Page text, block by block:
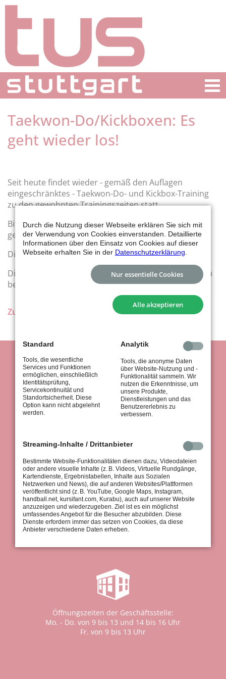
Taekwon-Do/Kickboxen: Es
geht wieder los!
Seit heute findet wieder - gemäß den Auflagen
eingeschränktes - Taekwon-Do- und Kickbox-Training
zu den gewohnten Trainingszeiten statt.
Bitte Turnschuhe für draußen mitbringen, da wir
gegebenenfalls auf den Außenbereich ausweichen.
Die Umkleideräume und Duschen sind gesperrt.
Die Trainings-Auflagen und Hygiene-Vorgaben sind zu
beachten und einzuhalten.
Zurück
tus Stuttgart 1867 e.V.
Geschäftsstelle:
Tel.: 0711 / 97 661-0
Fax: 0711 / 97 661-30
Öffnungszeiten der Geschäftsstelle:
Mo. - Do. von 9 bis 13 und 14 bis 16 Uhr
Fr. von 9 bis 13 Uhr
Durch die Nutzung dieser Webseite erklären Sie sich mit
der Verwendung von Cookies einverstanden. Detaillierte
Informationen über den Einsatz von Cookies auf dieser
Webseite erhalten Sie in der Datenschutzerklärung
Nur essentielle Cookies
Alle akzeptieren
Standard
Tools, die wesentliche
Services und Funktionen
ermöglichen, einschließlich
Identitätsprüfung,
Servicekontinuität und
Standortsicherheit. Diese
Option kann nicht abgelehnt
werden.
Analytik
Tools, die anonyme Daten
über Website-Nutzung und -
Funktionalität sammeln. Wir
nutzen die Erkenntnisse, um
unsere Produkte,
Dienstleistungen und das
Benutzererlebnis zu
verbessern.
Streaming-Inhalte / Drittanbieter
Bestimmte Website-Funktionalitäten dienen dazu, Videodateien
oder andere visuelle Inhalte (z. B. Videos, Virtuelle Rundgänge,
Kartendienste, Ergebnistabellen, Inhalte aus Sozialen
Netzwerken und News), die auf anderen Websites/Plattformen
veröffentlicht sind (z. B. YouTube, Google Maps, Instagram,
handball.net, kursifant.com, Kurabu), auch auf unserer Website
anzuzeigen und wiederzugeben. Ziel ist es ein möglichst
umfassendes Angebot für die Besucher abzubilden. Diese
Dienste erfordern immer das setzen von Cookies, da diese
Anbieter verschiedene Daten erheben.